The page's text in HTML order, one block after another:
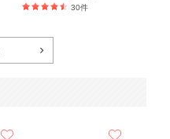
30件